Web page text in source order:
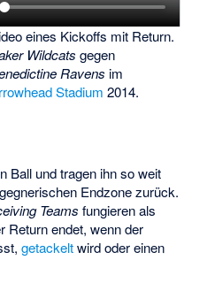
eines Kickoffs mit Return.
Wildcats gegen
Ravens im
Stadium 2014.
Ball und tragen ihn so weit
Endzone zurück.
Teams fungieren als
Return endet, wenn der
getackeltwird oder einen